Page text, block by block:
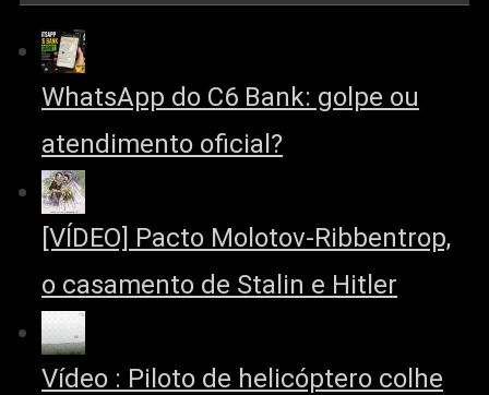
WhatsApp do C6 Bank: golpe ou
atendimento oficial?
[VÍDEO] Pacto Molotov-Ribbentrop,
o casamento de Stalin e Hitler
Vídeo : Piloto de helicóptero colhe